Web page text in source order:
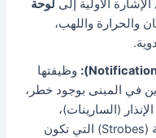
الأولية إلى لوحة
والحرارة واللهب،
وظيفتها
في المبنى بوجود خطر،
(السارينات)،
والأجراس، والأضواء الوماضة (Strobes) التي تكون